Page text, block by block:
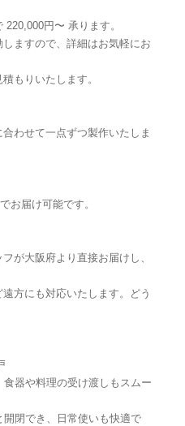
円〜 承ります。
ますので、詳細はお気軽にお
もりいたします。
わせて一点ずつ製作いたしま
お届け可能です。
が大阪府より直接お届けし、
方にも対応いたします。どう
食器や料理の受け渡しもスムー
開閉でき、日常使いも快適で